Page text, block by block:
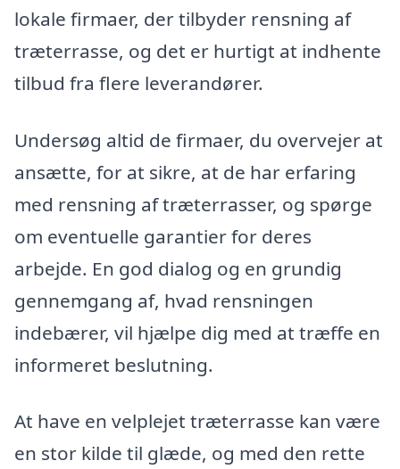
lokale firmaer, der tilbyder rensning af
træterrasse, og det er hurtigt at indhente
tilbud fra flere leverandører.
Undersøg altid de firmaer, du overvejer at
ansætte, for at sikre, at de har erfaring
med rensning af træterrasser, og spørge
om eventuelle garantier for deres
arbejde. En god dialog og en grundig
gennemgang af, hvad rensningen
indebærer, vil hjælpe dig med at træffe en
informeret beslutning.
At have en velplejet træterrasse kan være
en stor kilde til glæde, og med den rette